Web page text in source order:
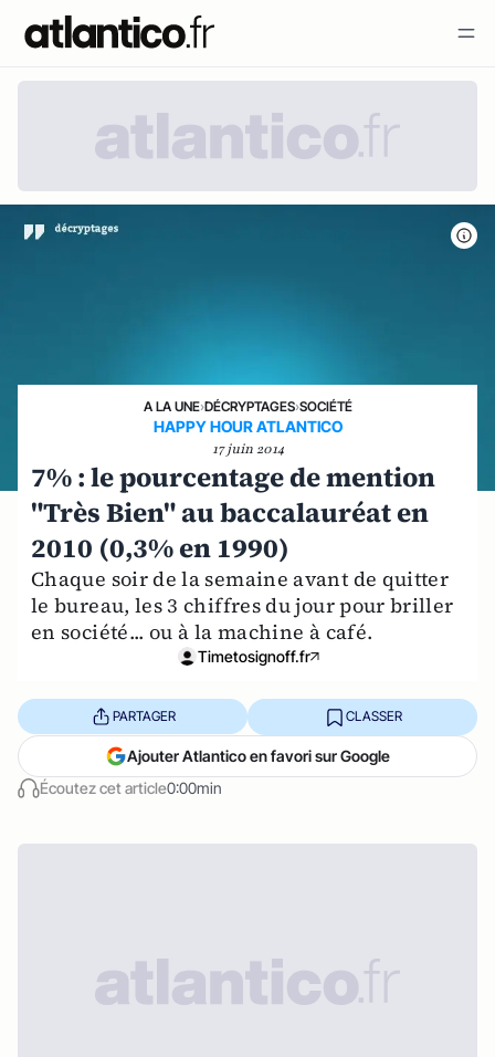
A LA UNE›DÉCRYPTAGES›SOCIÉTÉ
HAPPY HOUR ATLANTICO
17 juin 2014
7% : le pourcentage de mention
"Très Bien" au baccalauréat en
2010 (0,3% en 1990)
Chaque soir de la semaine avant de quitter
le bureau, les 3 chiffres du jour pour briller
en société... ou à la machine à café.
Timetosignoff.fr
Écoutez cet article0:00min
PARTAGER CLASSER
Ajouter Atlantico en favori sur Google